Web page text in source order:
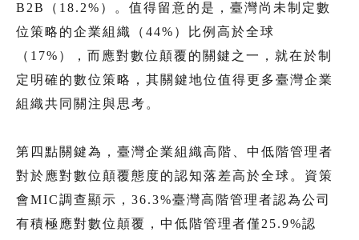
B2B（18.2%）。值得留意的是，臺灣尚未制定數
位策略的企業組織（44%）比例高於全球
（17%），而應對數位顛覆的關鍵之一，就在於制
定明確的數位策略，其關鍵地位值得更多臺灣企業
組織共同關注與思考。
第四點關鍵為，臺灣企業組織高階、中低階管理者
對於應對數位顛覆態度的認知落差高於全球。資策
會MIC調查顯示，36.3%臺灣高階管理者認為公司
有積極應對數位顛覆，中低階管理者僅25.9%認